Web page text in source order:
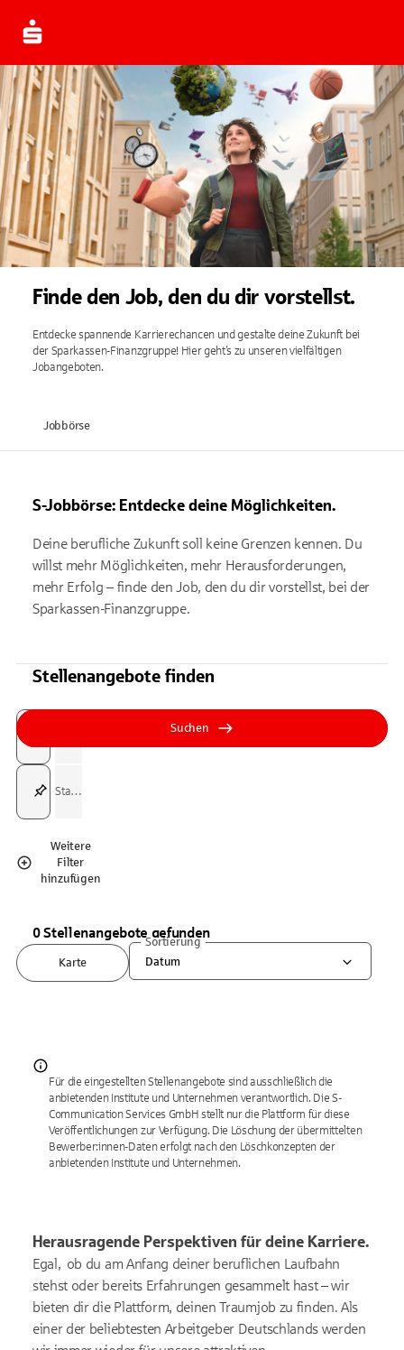
Finde den Job, den du dir vorstellst.
Entdecke spannende Karrierechancen und gestalte deine Zukunft bei
der Sparkassen-Finanzgruppe! Hier geht’s zu unseren vielfältigen
Jobangeboten.
Jobbörse
S-Jobbörse: Entdecke deine Möglichkeiten.
Deine berufliche Zukunft soll keine Grenzen kennen. Du
willst mehr Möglichkeiten, mehr Herausforderungen,
mehr Erfolg – finde den Job, den du dir vorstellst, bei der
Sparkassen-Finanzgruppe.
Stellenangebote finden
Suchfeld
Tippen Sie, um nach Themen zu suchen. Verwenden Sie die
Suchfeld
Tippen Sie, um nach Themen zu suchen. Verwenden Sie die
Weitere
Filter
hinzufügen
Suchen
0 Stellenangebote gefunden
Karte
Sortierung
Datum
Für die eingestellten Stellenangebote sind ausschließlich die
anbietenden Institute und Unternehmen verantwortlich. Die S-
Communication Services GmbH stellt nur die Plattform für diese
Veröffentlichungen zur Verfügung. Die Löschung der übermittelten
Bewerber:innen-Daten erfolgt nach den Löschkonzepten der
anbietenden Institute und Unternehmen.
Herausragende Perspektiven für deine Karriere.
Egal, ob du am Anfang deiner beruflichen Laufbahn
stehst oder bereits Erfahrungen gesammelt hast – wir
bieten dir die Plattform, deinen Traumjob zu finden. Als
einer der beliebtesten Arbeitgeber Deutschlands werden